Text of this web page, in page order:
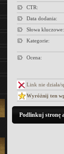
CTR:
Data dodania:
Słowa kluczowe:
Kategorie:
Ocena:
Link nie działa/
Wyróżnij ten
Podlinkuj stronę